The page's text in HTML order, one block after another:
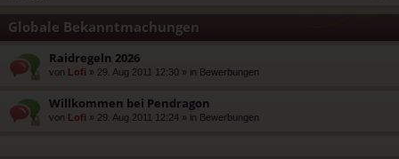
e de re
Globale Bekanntmachungen
Raidregeln 2026
von Lofi » 29. Aug 2011 12:30 » in Bewerbungen
Willkommen bei Pendragon
von Lofi » 29. Aug 2011 12:24 » in Bewerbungen